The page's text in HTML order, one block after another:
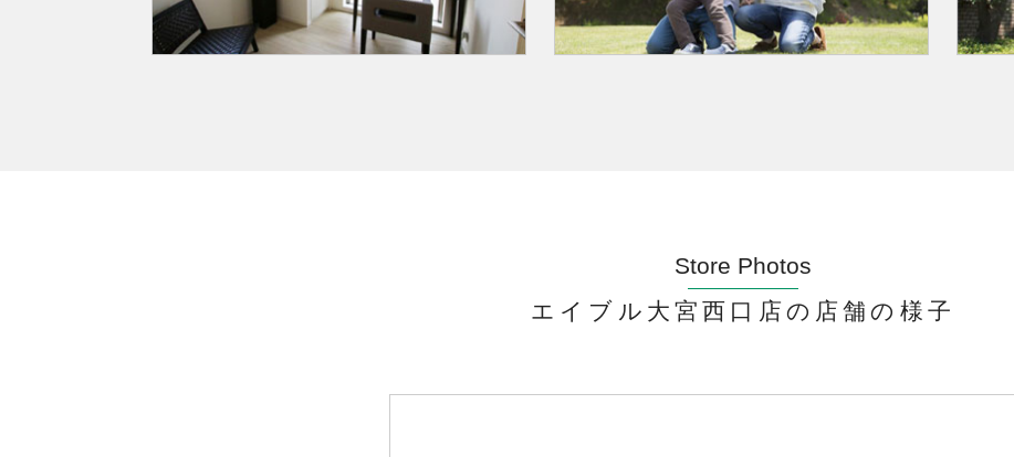
Store Photos
エイブル大宮西口店の店舗の様子